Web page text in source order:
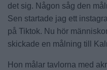
det sig. Någon såg den
Sen startade jag ett
på Tiktok. Nu hör
skickade en målning till
Hon målar tavlorna med